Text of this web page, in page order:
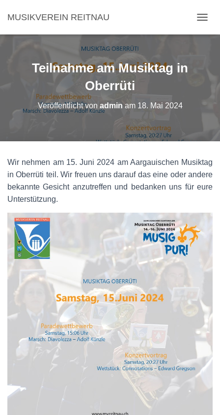
MUSIKVEREIN REITNAU
Teilnahme am Musiktag in
Oberrüti
Veröffentlicht von admin am 18. Mai 2024
Wir nehmen am 15. Juni 2024 am Aargauischen Musiktag
in Oberrüti teil. Wir freuen uns darauf das eine oder andere
bekannte Gesicht anzutreffen und bedanken uns für eure
Unterstützung.